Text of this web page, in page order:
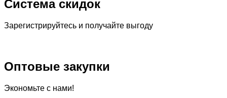
Система скидок
Зарегистрируйтесь и получайте выгоду
Оптовые закупки
Экономьте с нами!